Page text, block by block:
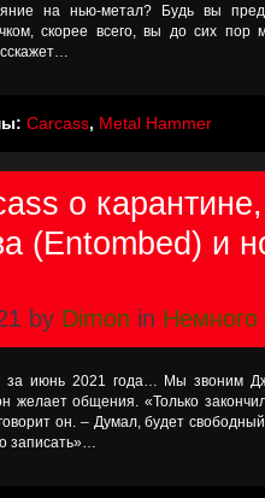
на нью-метал? Будь вы
скорее всего, вы до сих пор
Carcass, Metal Hammer
о
(Entombed) и
by Dimon in Немного
за июнь 2021 года… Мы звоним
желает общения. «Только
он. – Думал, будет свободный
записать»…